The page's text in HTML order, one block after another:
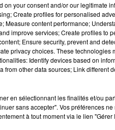
your consent and/or our legitimate
Create profiles for personalised
content performance;
improve services; Create profiles to
Ensure security, prevent and
privacy choices. These technologies
Identify devices based on
other data sources; Link different
en sélectionnant les finalités et/ou
sans accepter". Vos préférences
à tout moment via le lien